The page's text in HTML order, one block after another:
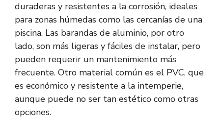
duraderas y resistentes a la corrosión, ideales
para zonas húmedas como las cercanías de una
piscina. Las barandas de aluminio, por otro
lado, son más ligeras y fáciles de instalar, pero
pueden requerir un mantenimiento más
frecuente. Otro material común es el PVC, que
es económico y resistente a la intemperie,
aunque puede no ser tan estético como otras
opciones.